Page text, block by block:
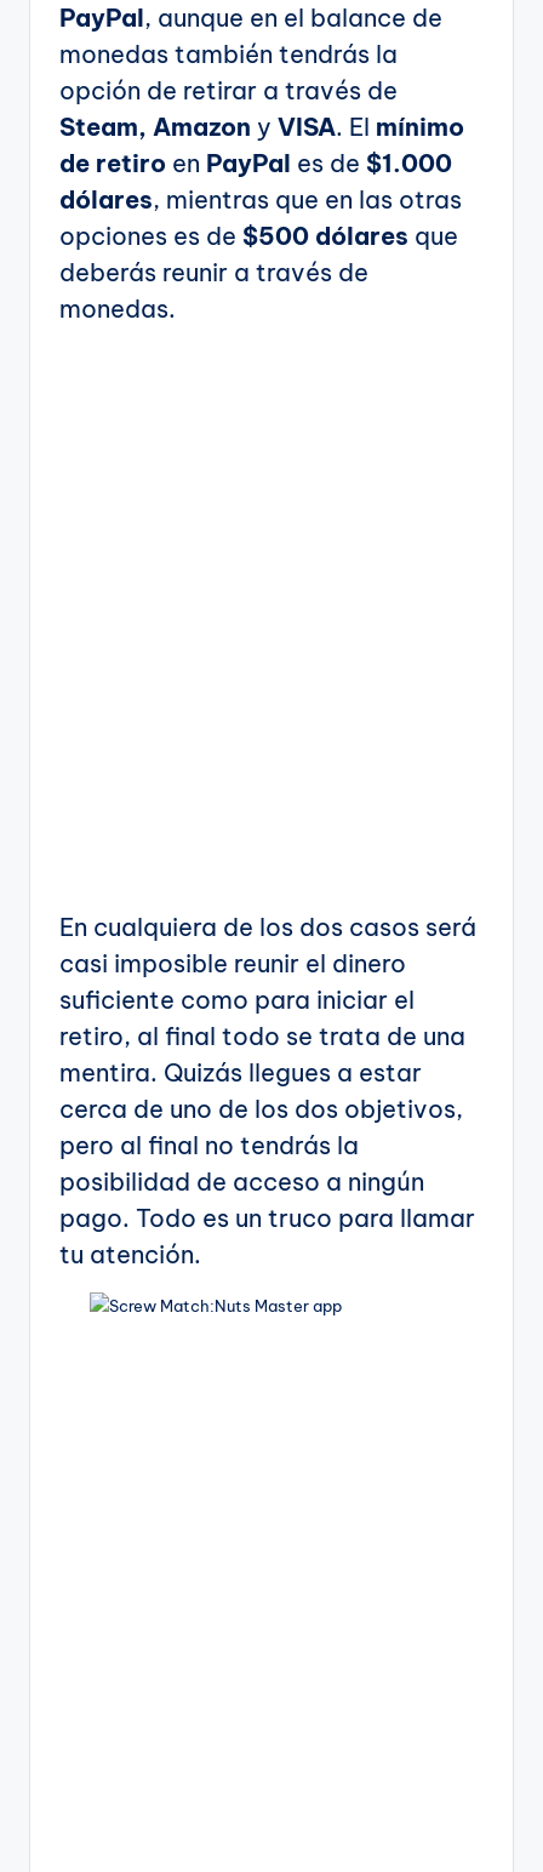
PayPal, aunque en el balance de
monedas también tendrás la
opción de retirar a través de
Steam, Amazon y VISA. El mínimo
de retiro en PayPal es de $1.000
dólares, mientras que en las otras
opciones es de $500 dólares que
deberás reunir a través de
monedas.
En cualquiera de los dos casos será
casi imposible reunir el dinero
suficiente como para iniciar el
retiro, al final todo se trata de una
mentira. Quizás llegues a estar
cerca de uno de los dos objetivos,
pero al final no tendrás la
posibilidad de acceso a ningún
pago. Todo es un truco para llamar
tu atención.